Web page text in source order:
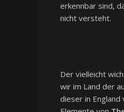
erkennbar sind,
nicht versteht.
Der vielleicht
wir im Land der
dieser in